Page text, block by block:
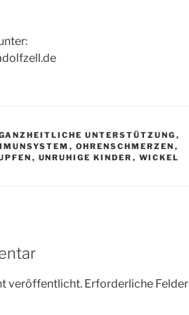
UNTERSTÜTZUNG ,
, OHRENSCHMERZEN ,
, UNRUHIGE KINDER , WICKEL
veröffentlicht. Erforderliche Felder